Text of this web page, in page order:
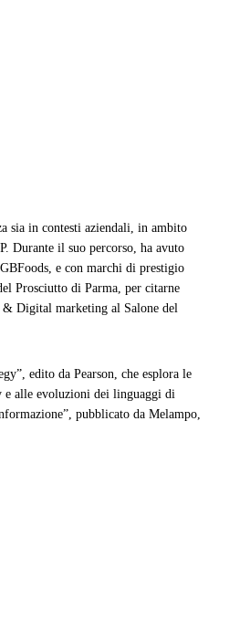
sia in contesti aziendali, in ambito
Durante il suo percorso, ha avuto
e con marchi di prestigio
Prosciutto di Parma, per citarne
Digital marketing al Salone del
edito da Pearson, che esplora le
e alle evoluzioni dei linguaggi di
pubblicato da Melampo,